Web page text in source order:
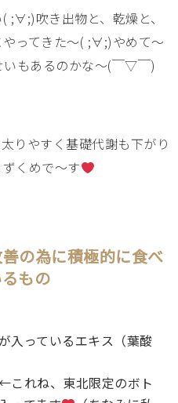
;∀;)吹き出物と、乾燥と、
ってきた～( ;∀;)やめて～
いもあるのかな～(￣▽￣)
りやすく基礎代謝も下がり
くめで～す
の為に積極的に食べ
もの
入っているエキス（葉酸
これね、東北限定のボト